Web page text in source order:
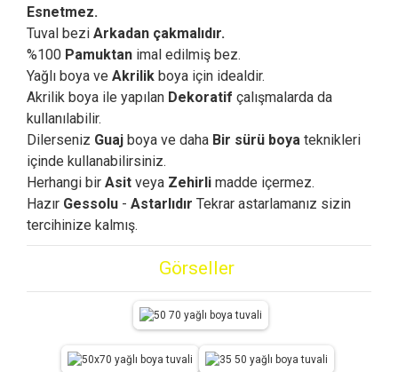
Esnetmez.
Tuval bezi Arkadan çakmalıdır.
%100 Pamuktan imal edilmiş bez.
Yağlı boya ve Akrilik boya için idealdir.
Akrilik boya ile yapılan Dekoratif çalışmalarda da
kullanılabilir.
Dilerseniz Guaj boya ve daha Bir sürü boya teknikleri
içinde kullanabilirsiniz.
Herhangi bir Asit veya Zehirli madde içermez.
Hazır Gessolu - Astarlıdır Tekrar astarlamanız sizin
tercihinize kalmış.
Görseller